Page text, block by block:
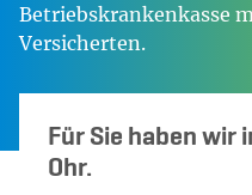
Betriebskrankenkasse
Versicherten.
Für Sie haben wir
Ohr.